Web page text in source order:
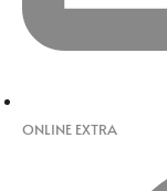
ONLINE EXTRA